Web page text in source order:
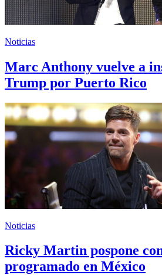
Noticias
Marc Anthony vuelve a
Trump por Puerto Rico
Noticias
Ricky Martin pospone
programado en México